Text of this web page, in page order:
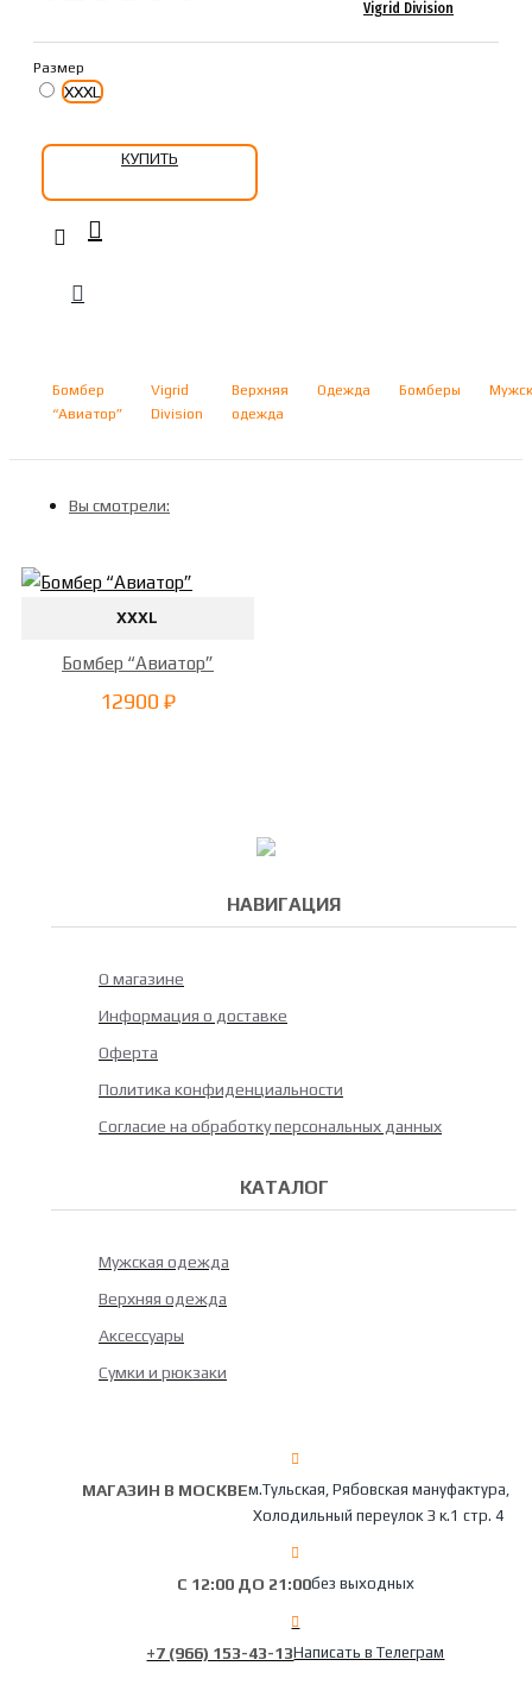
Vigrid Division
Размер
XXXL
КУПИТЬ
Бомбер
“Авиатор”
Vigrid
Division
Верхняя
одежда
Одежда Бомберы
Вы смотрели:
XXXL
Бомбер “Авиатор”
12900 ₽
НАВИГАЦИЯ
О магазине
Информация о доставке
Оферта
Политика конфиденциальности
Согласие на обработку персональных данных
КАТАЛОГ
Мужская одежда
Верхняя одежда
Аксессуары
Сумки и рюкзаки
МАГАЗИН В МОСКВЕм.Тульская, Рябовская мануфактура,
Холодильный переулок 3 к.1 стр. 4
С 12:00 ДО 21:00без выходных
+7 (966) 153-43-13Написать в Телеграм